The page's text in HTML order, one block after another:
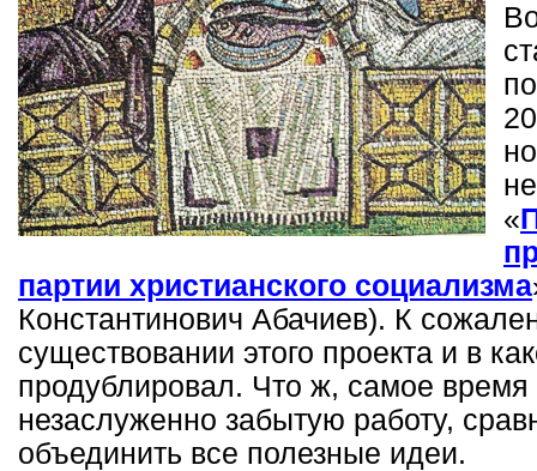
«
партии христианского социализма
Константинович Абачиев). К
существовании этого проекта и в
продублировал. Что ж, самое время
незаслуженно забытую работу,
объединить все полезные идеи.